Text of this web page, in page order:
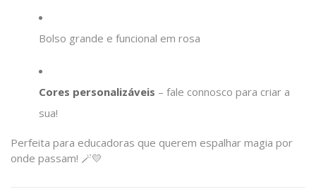
Bolso grande e funcional em rosa
Cores personalizáveis – fale connosco para criar a
sua!
Perfeita para educadoras que querem espalhar magia por
onde passam! 🪄💛